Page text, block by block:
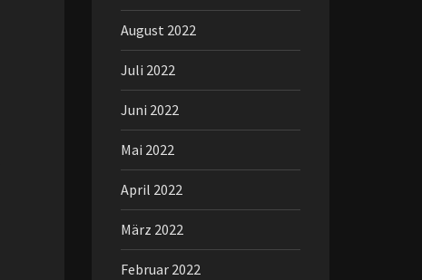
August 2022
Juli 2022
Juni 2022
Mai 2022
April 2022
März 2022
Februar 2022